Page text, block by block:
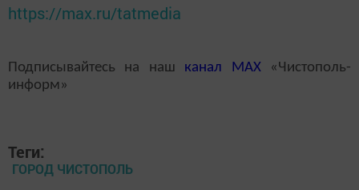
https://max.ru/tatmedia
Подписывайтесь на наш канал MAX«Чистополь-
информ»
Теги:
ГОРОД ЧИСТОПОЛЬ